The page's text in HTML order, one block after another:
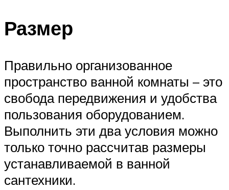
Размер
Правильно организованное
пространство ванной комнаты – это
свобода передвижения и удобства
пользования оборудованием.
Выполнить эти два условия можно
только точно рассчитав размеры
устанавливаемой в ванной
сантехники.